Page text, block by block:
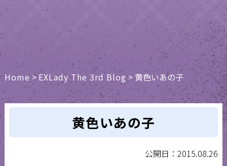
Home > EXLady The 3rd Blog > 黄色いあの子
黄色いあの子
公開日：2015.08.26